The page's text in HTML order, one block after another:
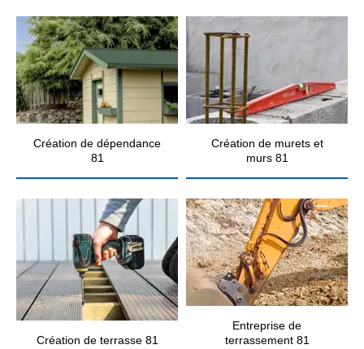
Création de dépendance
81
Création de murets et
murs 81
Création de terrasse 81
Entreprise de
terrassement 81